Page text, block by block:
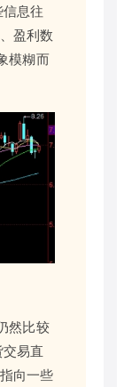
息往
盈利数
模糊而
然比较
易直
向一些